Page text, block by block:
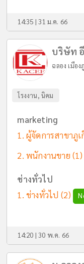
14:35 | 31 ม.ค. 66
บริษัท
ฉลอง เมือง
โรงงาน, นิคม
marketing
ผู้จัดการสาขาภู
พนักงานขาย(1)
ช่างทั่วไป
ช่างทั่วไป (2)
14:20 | 30 พ.ค. 66